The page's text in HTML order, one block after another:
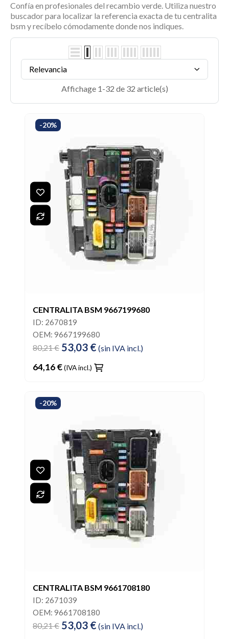
Confía en profesionales del recambio verde. Utiliza nuestro
buscador para localizar la referencia exacta de tu centralita
bsm y recíbelo cómodamente donde nos indiques.
Relevancia
Affichage 1-32 de 32 article(s)
-20%
CENTRALITA BSM 9667199680
ID: 2670819
OEM: 9667199680
80,21 € 53,03 € (sin IVA incl.)
64,16 €(IVA incl.)
-20%
CENTRALITA BSM 9661708180
ID: 2671039
OEM: 9661708180
80,21 € 53,03 € (sin IVA incl.)